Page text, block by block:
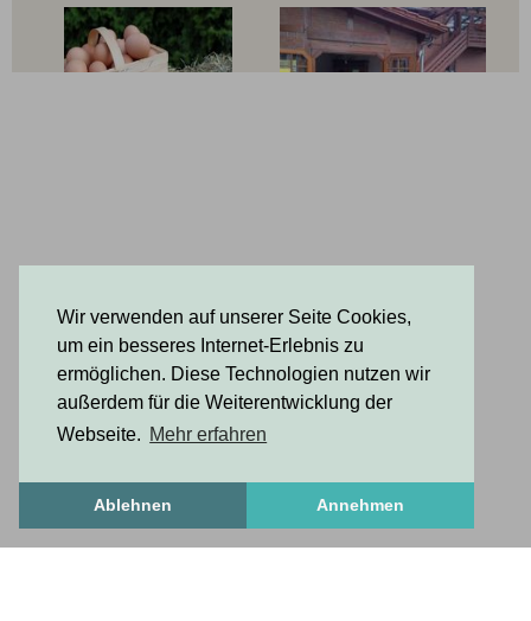
Wir verwenden auf unserer Seite Cookies,
um ein besseres Internet-Erlebnis zu
ermöglichen. Diese Technologien nutzen wir
außerdem für die Weiterentwicklung der
Webseite. Mehr erfahren
Ablehnen Annehmen